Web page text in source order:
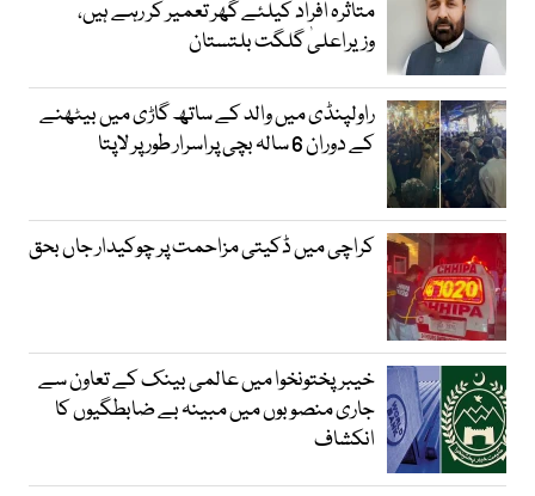
متاثرہ افراد کیلئے گھر تعمیر کر رہے ہیں،
وزیراعلیٰ گلگت بلتستان
راولپنڈی میں والد کے ساتھ گاڑی میں بیٹھنے
کے دوران 6 سالہ بچی پراسرار طور پر لاپتا
کراچی میں ڈکیتی مزاحمت پر چوکیدار جاں بحق
خیبرپختونخوا میں عالمی بینک کے تعاون سے
جاری منصوبوں میں مبینہ بے ضابطگیوں کا
انکشاف